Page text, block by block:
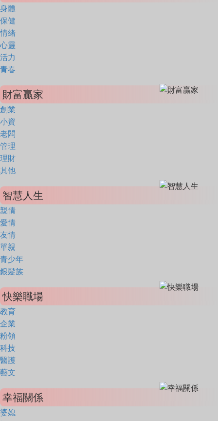
身體
保健
情緒
心靈
活力
青春
財富贏家
創業
小資
老闆
管理
理財
其他
智慧人生
親情
愛情
友情
單親
青少年
銀髮族
快樂職場
教育
企業
粉領
科技
醫護
藝文
幸福關係
婆媳